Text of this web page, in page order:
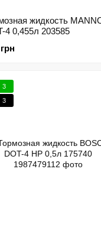
жидкость
4 0,455л 203585
3
3